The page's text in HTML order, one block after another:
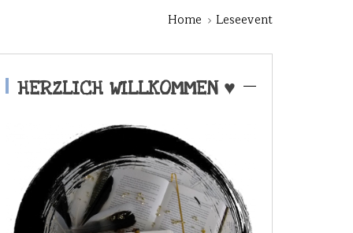
Home Leseevent
HERZLICH WILLKOMMEN ♥